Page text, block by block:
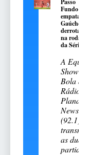
Fundo
empata e
Gaúcho é
derrotado
na rodada
da Série A-2
A Equipe
Show de
Bola da
Rádio
Planalto
News
(92.1)
transmitiu
as duas
partidas